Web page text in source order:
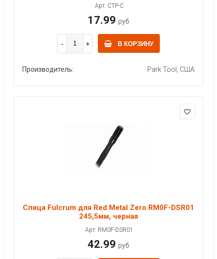
Арт: CTP-C
17.99 руб
В КОРЗИНУ
Производитель: Park Tool, США
Спица Fulcrum для Red Metal Zero RM0F-DSR01
245,5мм, черная
Арт: RM0F-DSR01
42.99 руб